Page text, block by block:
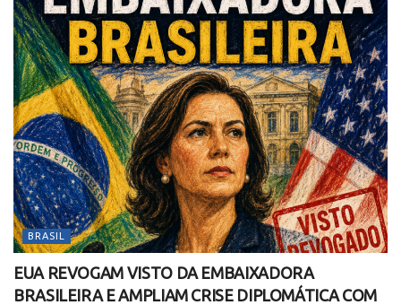
BRASIL
EUA REVOGAM VISTO DA EMBAIXADORA
BRASILEIRA E AMPLIAM CRISE DIPLOMÁTICA COM